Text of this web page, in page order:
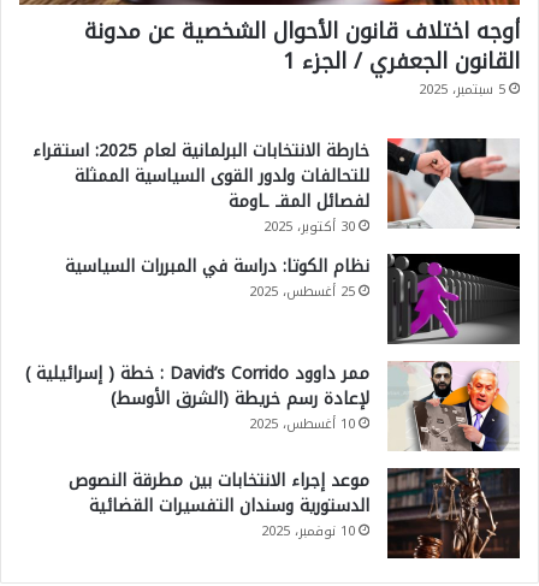
أوجه اختلاف قانون الأحوال الشخصية عن مدونة
القانون الجعفري / الجزء 1
5 سبتمبر، 2025
خارطة الانتخابات البرلمانية لعام 2025: استقراء
للتحالفات ولدور القوى السياسية الممثلة
لفصائل المقـ ـاومة
30 أكتوبر، 2025
نظام الكوتا: دراسة في المبررات السياسية
25 أغسطس، 2025
ممر داوود David’s Corrido : خطة ( إسرائيلية )
لإعادة رسم خريطة (الشرق الأوسط)
10 أغسطس، 2025
موعد إجراء الانتخابات بين مطرقة النصوص
الدستورية وسندان التفسيرات القضائية
10 نوفمبر، 2025